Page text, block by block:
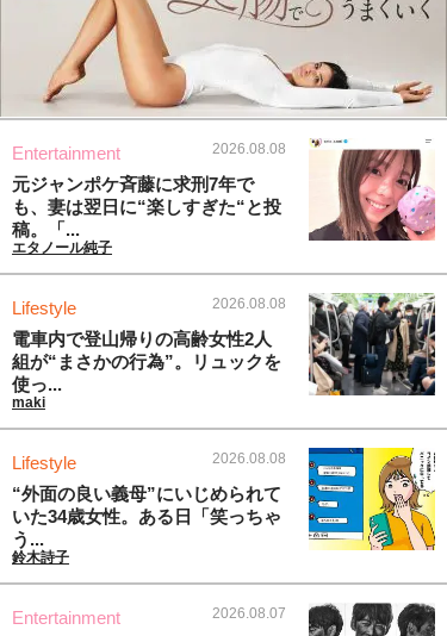
Entertainment 2026.08.08
元ジャンポケ斉藤に求刑7年で
も、妻は翌日に“楽しすぎた“と投
稿。「...
エタノール純子
Lifestyle 2026.08.08
電車内で登山帰りの高齢女性2人
組が“まさかの行為”。リュックを
使っ...
maki
Lifestyle 2026.08.08
“外面の良い義母”にいじめられて
いた34歳女性。ある日「笑っちゃ
う...
鈴木詩子
Entertainment 2026.08.07